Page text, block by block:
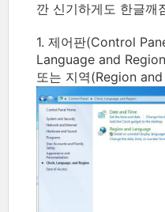
깐 신기하게도 한글깨
1. 제어판(Control
Language and
또는 지역(Region